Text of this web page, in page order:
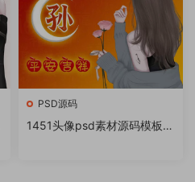
PSD源码
1451头像psd素材源码模板源